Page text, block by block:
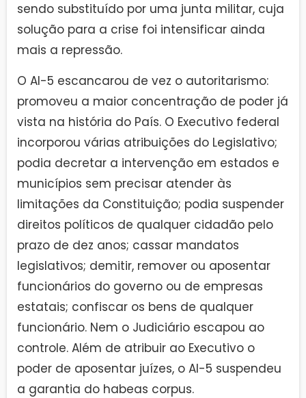
sendo substituído por uma junta militar, cuja
solução para a crise foi intensificar ainda
mais a repressão.
O AI-5 escancarou de vez o autoritarismo:
promoveu a maior concentração de poder já
vista na história do País. O Executivo federal
incorporou várias atribuições do Legislativo;
podia decretar a intervenção em estados e
municípios sem precisar atender às
limitações da Constituição; podia suspender
direitos políticos de qualquer cidadão pelo
prazo de dez anos; cassar mandatos
legislativos; demitir, remover ou aposentar
funcionários do governo ou de empresas
estatais; confiscar os bens de qualquer
funcionário. Nem o Judiciário escapou ao
controle. Além de atribuir ao Executivo o
poder de aposentar juízes, o AI-5 suspendeu
a garantia do habeas corpus.